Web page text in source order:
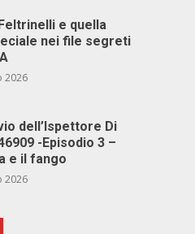
e quella
nei file segreti
2026
dell’Ispettore Di
-Episodio 3 –
e il fango
2026